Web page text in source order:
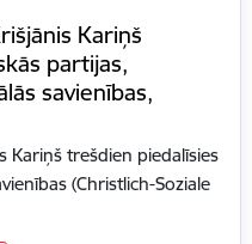
Kariņš
partijas,
savienības,
Kariņš trešdien piedalīsies
(Christlich-Soziale